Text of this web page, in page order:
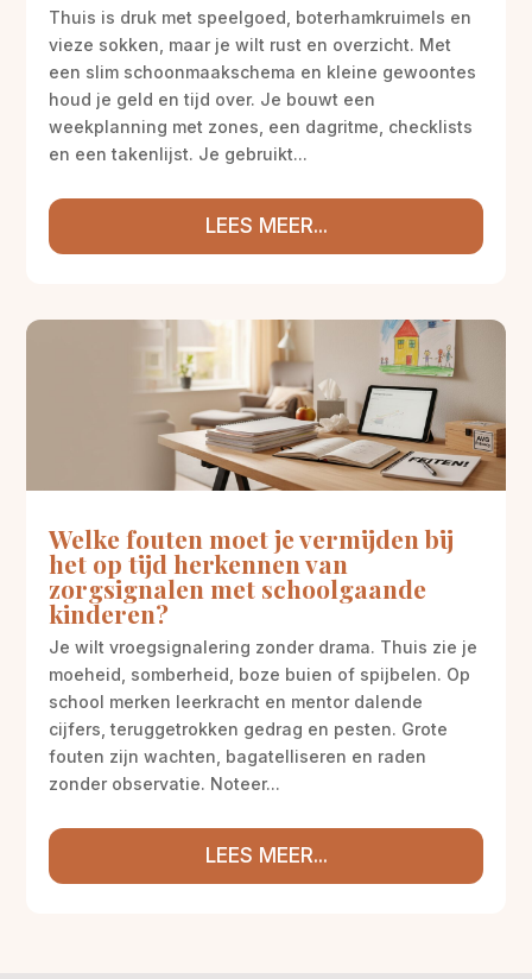
Thuis is druk met speelgoed, boterhamkruimels en
vieze sokken, maar je wilt rust en overzicht. Met
een slim schoonmaakschema en kleine gewoontes
houd je geld en tijd over. Je bouwt een
weekplanning met zones, een dagritme, checklists
en een takenlijst. Je gebruikt...
LEES MEER...
Welke fouten moet je vermijden bij
het op tijd herkennen van
zorgsignalen met schoolgaande
kinderen?
Je wilt vroegsignalering zonder drama. Thuis zie je
moeheid, somberheid, boze buien of spijbelen. Op
school merken leerkracht en mentor dalende
cijfers, teruggetrokken gedrag en pesten. Grote
fouten zijn wachten, bagatelliseren en raden
zonder observatie. Noteer...
LEES MEER...